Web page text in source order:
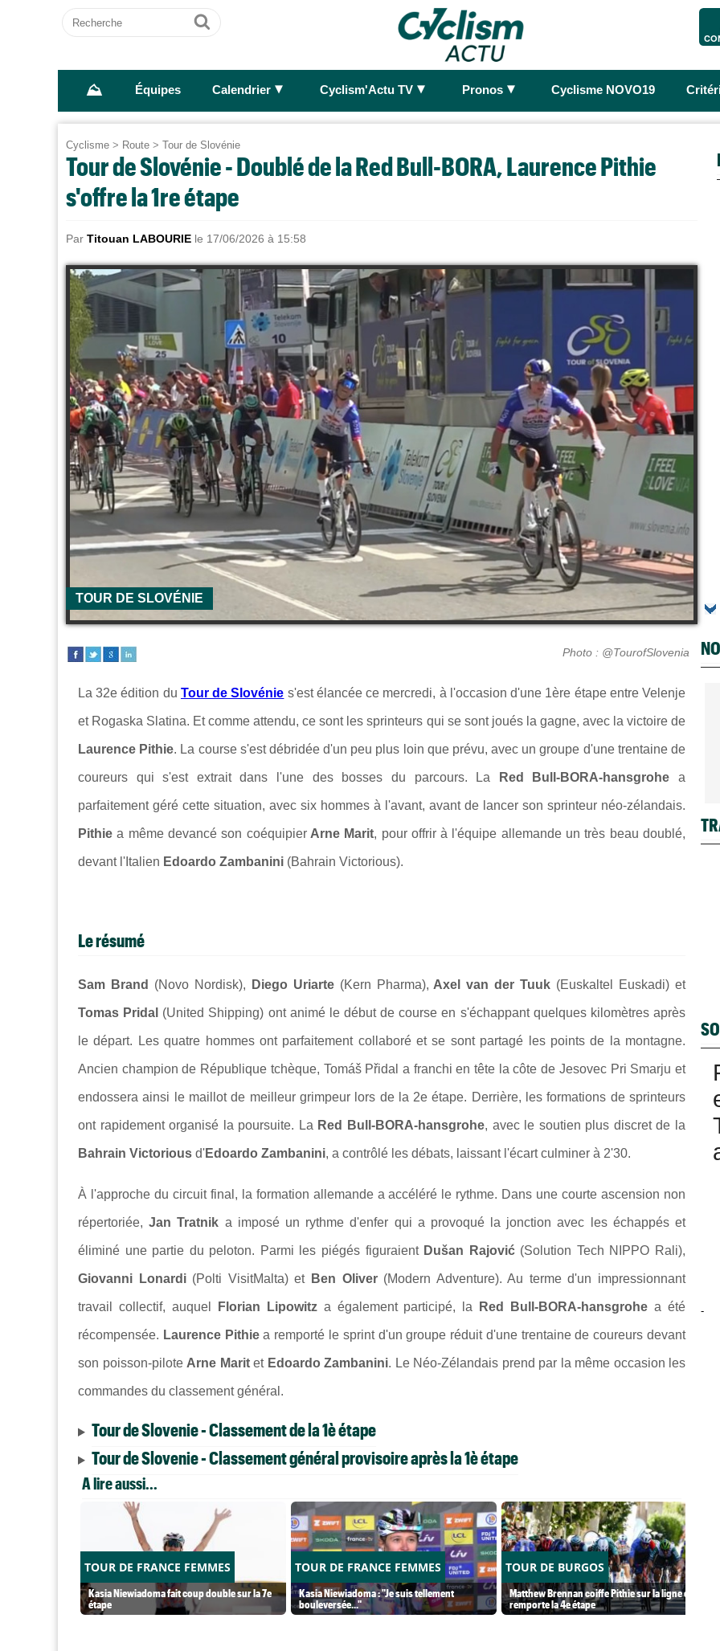
Recherche
Ok
⛰ Équipes Calendrier ► Cyclism'Actu TV ► Pronos ► Cyclisme NOVO19
Cyclisme > Route > Tour de Slovénie
Tour de Slovénie - Doublé de la Red Bull-BORA, Laurence Pithie
s'offre la 1re étape
Par Titouan LABOURIE le 17/06/2026 à 15:58
TOUR DE SLOVÉNIE
Photo : @TourofSlovenia
La 32e édition du Tour de Slovénie s'est élancée ce mercredi, à l'occasion d'une 1ère étape entre Velenje
et Rogaska Slatina. Et comme attendu, ce sont les sprinteurs qui se sont joués la gagne, avec la victoire de
Laurence Pithie. La course s'est débridée d'un peu plus loin que prévu, avec un groupe d'une trentaine de
coureurs qui s'est extrait dans l'une des bosses du parcours. La Red Bull-BORA-hansgrohe a
parfaitement géré cette situation, avec six hommes à l'avant, avant de lancer son sprinteur néo-zélandais.
Pithiea même devancé son coéquipierArne Marit, pour offrir à l'équipe allemande un très beau doublé,
devant l'Italien Edoardo Zambanini (Bahrain Victorious).
Le résumé
Sam Brand (Novo Nordisk), Diego Uriarte(Kern Pharma), Axel van der Tuuk (Euskaltel Euskadi) et
Tomas Pridal (United Shipping) ont animé le début de course en s'échappant quelques kilomètres après
le départ. Les quatre hommes ont parfaitement collaboré et se sont partagé les points de la montagne.
Ancien champion de République tchèque, Tomáš Přidal a franchi en tête la côte de Jesovec Pri Smarju et
endossera ainsi le maillot de meilleur grimpeur lors de la 2e étape. Derrière, les formations de sprinteurs
ont rapidement organisé la poursuite. La Red Bull-BORA-hansgrohe, avec le soutien plus discret de la
Bahrain Victorious d'Edoardo Zambanini, a contrôlé les débats, laissant l'écart culminer à 2'30.
À l'approche du circuit final, la formation allemande a accéléré le rythme. Dans une courte ascension non
répertoriée,Jan Tratnik a imposé un rythme d'enfer qui a provoqué la jonction avec les échappés et
éliminé une partie du peloton. Parmi les piégés figuraient Dušan Rajović (Solution Tech NIPPO Rali),
Giovanni Lonardi (Polti VisitMalta) et Ben Oliver(Modern Adventure). Au terme d'un impressionnant
travail collectif, auquel Florian Lipowitza également participé, la Red Bull-BORA-hansgrohe a été
récompensée. Laurence Pithiea remporté le sprint d'un groupe réduit d'une trentaine de coureurs devant
son poisson-pilote Arne Marit et Edoardo Zambanini. Le Néo-Zélandais prend par la même occasion les
commandes du classement général.
Tour de Slovenie - Classement de la 1è étape
Tour de Slovenie - Classement général provisoire après la 1è étape
A lire aussi...
TOUR DE FRANCE FEMMES
Kasia Niewiadoma fait coup double sur la 7e
étape
TOUR DE FRANCE FEMMES
Kasia Niewiadoma : "Je suis tellement
bouleversée..."
TOUR DE BURGOS
Matthew Brennan coiffe Pithie sur la ligne et
remporte la 4e étape
-